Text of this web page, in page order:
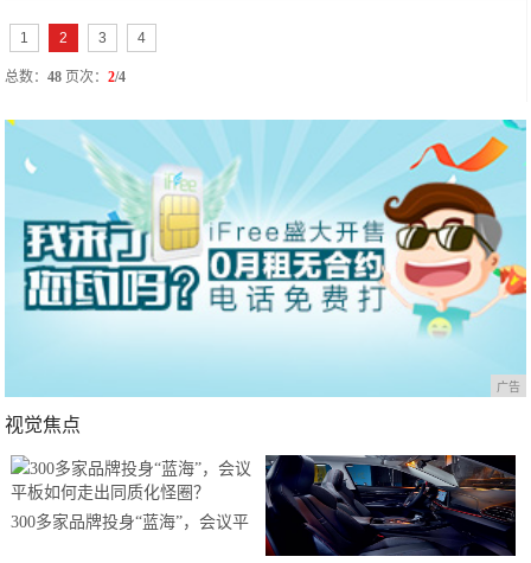
1 2 3 4
总数：48 页次：2/4
广告
视觉焦点
300多家品牌投身“蓝海”，会议平